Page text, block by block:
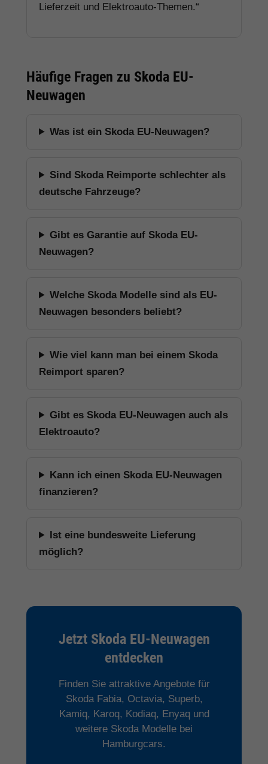
Lieferzeit und Elektroauto-Themen.“
Häufige Fragen zu Skoda EU-
Neuwagen
Was ist ein Skoda EU-Neuwagen?
Sind Skoda Reimporte schlechter als
deutsche Fahrzeuge?
Gibt es Garantie auf Skoda EU-
Neuwagen?
Welche Skoda Modelle sind als EU-
Neuwagen besonders beliebt?
Wie viel kann man bei einem Skoda
Reimport sparen?
Gibt es Skoda EU-Neuwagen auch als
Elektroauto?
Kann ich einen Skoda EU-Neuwagen
finanzieren?
Ist eine bundesweite Lieferung
möglich?
Jetzt Skoda EU-Neuwagen
entdecken
Finden Sie attraktive Angebote für
Skoda Fabia, Octavia, Superb,
Kamiq, Karoq, Kodiaq, Enyaq und
weitere Skoda Modelle bei
Hamburgcars.